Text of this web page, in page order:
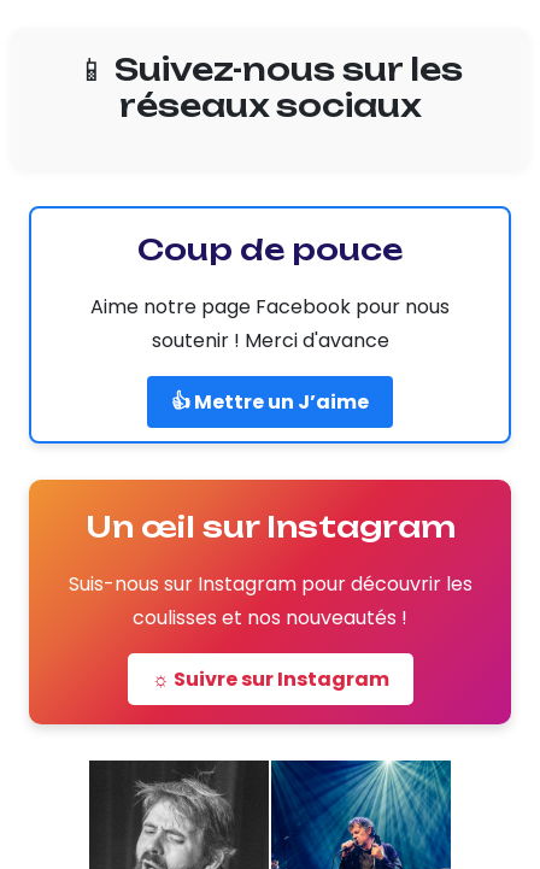
📱 Suivez-nous sur les
réseaux sociaux
Coup de pouce
Aime notre page Facebook pour nous
soutenir ! Merci d'avance
👍 Mettre un J’aime
Un œil sur Instagram
Suis-nous sur Instagram pour découvrir les
coulisses et nos nouveautés !
☼ Suivre sur Instagram